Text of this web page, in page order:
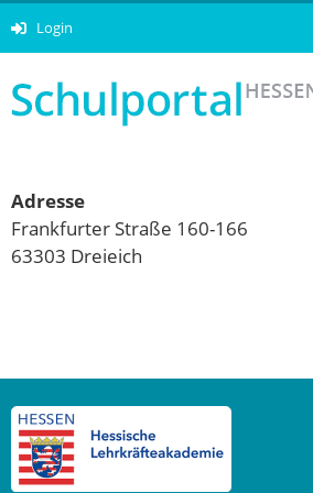
Login
Adresse
Frankfurter Straße 160-166
63303 Dreieich